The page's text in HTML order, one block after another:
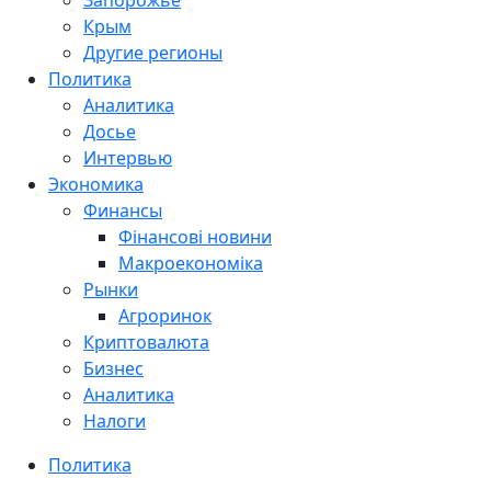
Крым
Другие регионы
Политика
Аналитика
Досье
Интервью
Экономика
Финансы
Фінансові новини
Макроекономіка
Рынки
Агроринок
Криптовалюта
Бизнес
Аналитика
Налоги
Политика